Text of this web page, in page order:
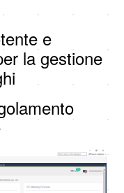
e
la gestione